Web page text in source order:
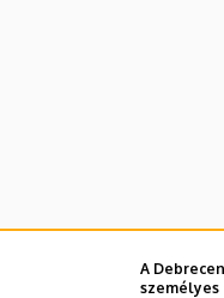
A
személyes